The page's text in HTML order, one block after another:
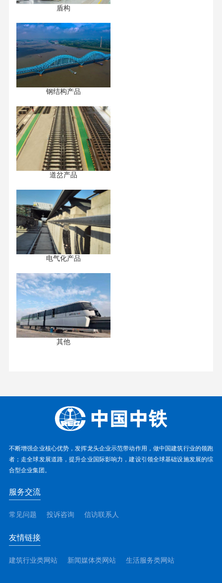
盾构
钢结构产品
道岔产品
电气化产品
其他
不断增强企业核心优势，发挥龙头企业示范带动作用，做中国建筑行业的领跑
者；走全球发展道路，提升企业国际影响力，建设引领全球基础设施发展的综
合型企业集团。
服务交流
常见问题 投诉咨询 信访联系人
友情链接
建筑行业类网站 新闻媒体类网站 生活服务类网站